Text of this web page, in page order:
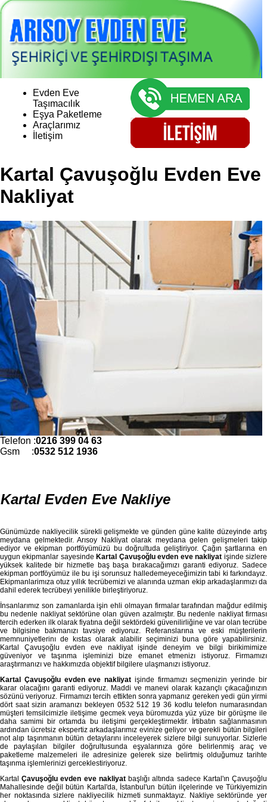
Evden Eve
Taşımacılık
Eşya Paketleme
Araçlarımız
İletişim
Kartal Çavuşoğlu Evden Eve
Nakliyat
Telefon :0216 399 04 63
Gsm :0532 512 1936
Kartal Evden Eve Nakliye
Günümüzde nakliyecilik sürekli gelişmekte ve günden güne kalite düzeyinde artış
meydana gelmektedir. Arısoy Nakliyat olarak meydana gelen gelişmeleri takip
ediyor ve ekipman portföyümüzü bu doğrultuda geliştiriyor. Çağın şartlarına en
uygun ekipmanlar sayesindeKartal Çavuşoğlu evden eve nakliyat işinde sizlere
yüksek kalitede bir hizmetle baş başa bırakacağımızı garanti ediyoruz. Sadece
ekipman portföyümüz ile bu işi sorunsuz halledemeyeceğimizin tabi ki farkındayız.
Ekipmanlarimıza otuz yıllık tecrübemizi ve alanında uzman ekip arkadaşlarımızı da
dahil ederek tecrübeyi yenilikle birleştiriyoruz.
İnsanlarımız son zamanlarda işin ehli olmayan firmalar tarafından mağdur edilmiş
bu nedenle nakliyat sektörüne olan güven azalmıştır. Bu nedenle nakliyat firması
tercih ederken ilk olarak fiyatına değil sektördeki güvenilirliğine ve var olan tecrübe
ve bilgisine bakmanızı tavsiye ediyoruz. Referanslarına ve eski müşterilerin
memnuniyetlerinı de kıstas olarak alabilir seçiminizi buna göre yapabilirsiniz.
Kartal Çavuşoğlu evden eve nakliyat işinde deneyim ve bilgi birikimimize
güveniyor ve taşınma işleminizi bize emanet etmenizı istiyoruz. Firmamızı
araştırmanızı ve hakkımızda objektif bilgilere ulaşmanızı istiyoruz.
Kartal Çavuşoğlu evden eve nakliyat işinde firmamızı seçmenizin yerinde bir
karar olacağını garanti ediyoruz. Maddi ve manevi olarak kazançlı çıkacağınızın
sözünü veriyoruz. Firmamızı tercih ettikten sonra yapmanız gereken yedi gün yirmi
dört saat sizin aramanızı bekleyen 0532 512 19 36 kodlu telefon numarasından
müşteri temsilcimizle iletişime gecmek veya büromuzda yüz yüze bir görüşme ile
daha samimi bir ortamda bu iletişimi gerçekleştirmektir. İrtibatın sağlanmasının
ardından ücretsiz ekspertiz arkadaşlarımız evinize geliyor ve gerekli bütün bilgileri
not alıp taşınmanın bütün detaylarını inceleyerek sizlere bilgi sunuyorlar. Sizlerle
de paylaşılan bilgiler doğrultusunda eşyalarınıza göre belirlenmiş araç ve
paketleme malzemeleri ile adresinize gelerek size belirtmiş olduğumuz tarihte
taşınma işlemlerinizi gerceklestiriyoruz.
KartalÇavuşoğlu evden eve nakliyatbaşlığı altında sadece Kartal'ın Çavuşoğlu
Mahallesinde değil bütün Kartal'da, İstanbul'un bütün ilçelerinde ve Türkiyemizin
her noktasında sizlere nakliyecilik hizmeti sunmaktayız. Nakliye sektöründe yer